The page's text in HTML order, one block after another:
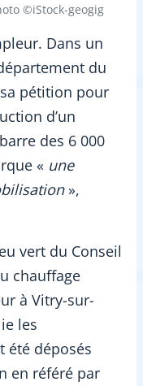
©iStock-geogig
Dans un
du
pétition pour
d’un
des 6 000
« une
»,
vert du Conseil
chauffage
à Vitry-sur-
les
été déposés
en référé par